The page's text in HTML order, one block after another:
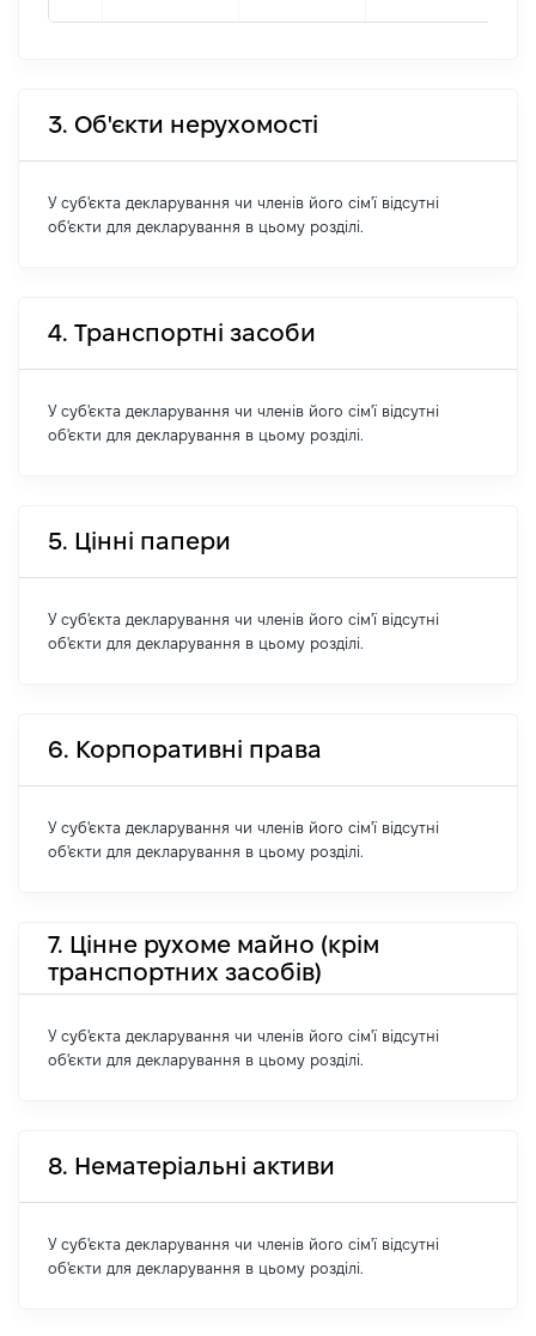
3. Об'єкти нерухомості
У суб'єкта декларування чи членів його сім'ї відсутні
об'єкти для декларування в цьому розділі.
4. Транспортні засоби
У суб'єкта декларування чи членів його сім'ї відсутні
об'єкти для декларування в цьому розділі.
5. Цінні папери
У суб'єкта декларування чи членів його сім'ї відсутні
об'єкти для декларування в цьому розділі.
6. Корпоративні права
У суб'єкта декларування чи членів його сім'ї відсутні
об'єкти для декларування в цьому розділі.
7. Цінне рухоме майно (крім
транспортних засобів)
У суб'єкта декларування чи членів його сім'ї відсутні
об'єкти для декларування в цьому розділі.
8. Нематеріальні активи
У суб'єкта декларування чи членів його сім'ї відсутні
об'єкти для декларування в цьому розділі.